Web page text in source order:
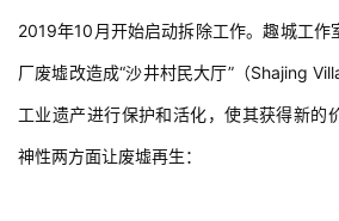
2019年10月开始启动拆除工作。趣城工作
厂废墟改造成“沙井村民大厅”（Shajing
工业遗产进行保护和活化，使其获得新的
神性两方面让废墟再生：